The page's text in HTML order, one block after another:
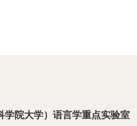
学院大学）语言学重点实验室